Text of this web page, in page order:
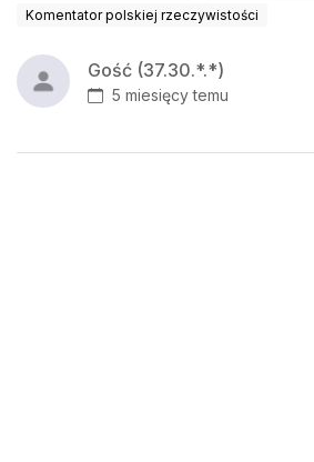
Komentator polskiej rzeczywistości
Gość (37.30.*.*)
5 miesięcy temu